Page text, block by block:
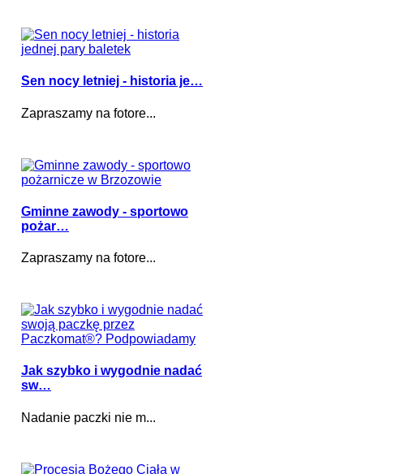
Sen nocy letniej - historia je…
Zapraszamy na fotore...
Gminne zawody - sportowo
pożar…
Zapraszamy na fotore...
Jak szybko i wygodnie nadać
sw…
Nadanie paczki nie m...